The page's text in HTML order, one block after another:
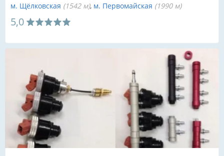
м. Щёлковская (1542 м) м. Первомайская (1990 м)
5,0